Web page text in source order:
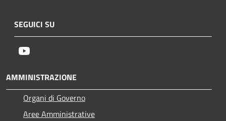
SEGUICI SU
AMMINISTRAZIONE
Organi di Governo
Aree Amministrative